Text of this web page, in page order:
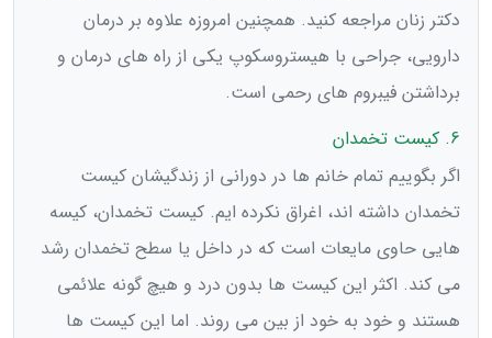
دکتر زنان مراجعه کنید. همچنین امروزه علاوه بر درمان
دارویی، جراحی با هیستروسکوپ یکی از راه های درمان و
برداشتن فیبروم های رحمی است.
6. کیست تخمدان
اگر بگوییم تمام خانم ها در دورانی از زندگیشان کیست
تخمدان داشته اند، اغراق نکرده ایم. کیست تخمدان، کیسه
هایی حاوی مایعات است که در داخل یا سطح تخمدان رشد
می کند. اکثر این کیست ها بدون درد و هیچ گونه علائمی
هستند و خود به خود از بین می روند. اما این کیست ها